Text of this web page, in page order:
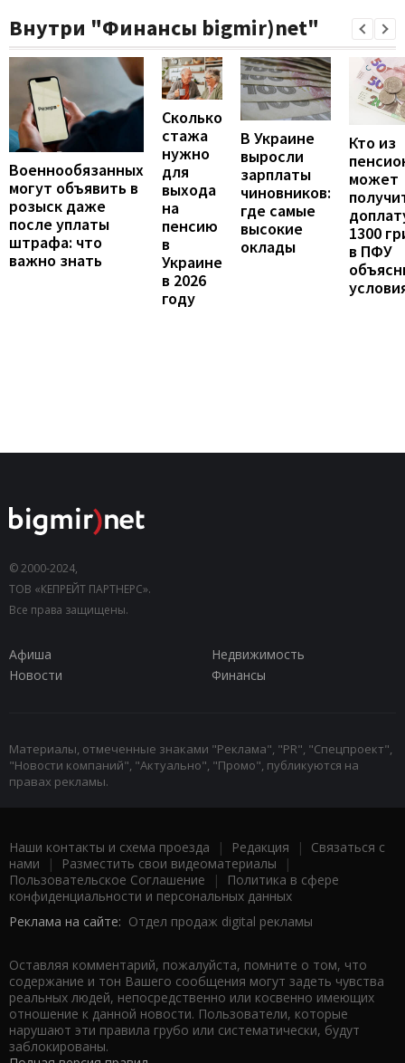
Внутри "Финансы bigmir)net"
Военнообязанных
могут объявить в
розыск даже
после уплаты
штрафа: что
важно знать
Сколько
стажа
нужно
для
выхода
на
пенсию
в
Украине
в 2026
году
В Украине
выросли
зарплаты
чиновников:
где самые
высокие
оклады
Кто из
может
1300
в ПФУ
© 2000-2024,
ТОВ «КЕПРЕЙТ ПАРТНЕРС».
Все права защищены.
Афиша
Недвижимость
Новости
Финансы
Материалы, отмеченные знаками "Реклама", "PR", "Спецпроект",
"Новости компаний", "Актуально", "Промо", публикуются на
правах рекламы.
Наши контакты и схема проезда | Редакция | Связаться с
нами | Разместить свои видеоматериалы |
Пользовательское Соглашение |
Политика в сфере
конфиденциальности и персональных данных
Реклама на сайте: Отдел продаж digital рекламы
Оставляя комментарий, пожалуйста, помните о том, что
содержание и тон Вашего сообщения могут задеть чувства
реальных людей, непосредственно или косвенно имеющих
отношение к данной новости. Пользователи, которые
нарушают эти правила грубо или систематически, будут
заблокированы.